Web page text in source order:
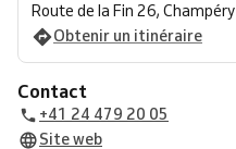
Route de la Fin 26, Champéry
Obtenir un itinéraire
Contact
+41 24 479 20 05
Site web